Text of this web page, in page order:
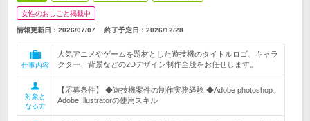
女性のおしごと掲載中
情報更新日：2026/07/07 終了予定日： 2026/12/28
仕事内容
人気アニメやゲームを題材とした遊技機のタイトルロゴ、キャラ
クター、背景などの2Dデザイン制作全般をお任せします。
対象と
なる方
【応募条件】 ◆遊技機案件の制作実務経験 ◆Adobe photoshop、
Adobe Illustratorの使用スキル